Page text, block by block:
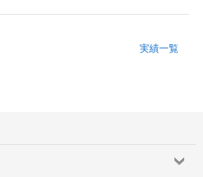
実績一覧